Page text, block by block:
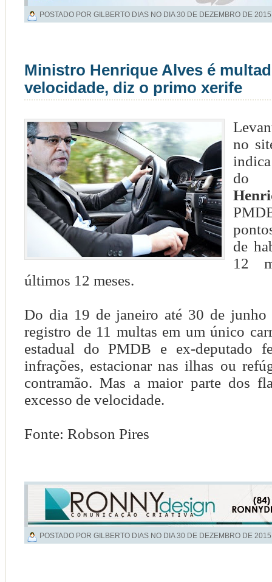
POSTADO POR GILBERTO DIAS NO DIA30 DE DEZEMBRO DE 2015
Ministro Henrique Alves é
velocidade, diz o primo xerife
no
do
de
12
últimos 12 meses.
Do dia 19 de janeiro até 30 de junho
registro de 11 multas em um único
estadual do PMDB e ex-deputado
infrações, estacionar nas ilhas ou
contramão. Mas a maior parte dos
excesso de velocidade.
Fonte: Robson Pires
POSTADO POR GILBERTO DIAS NO DIA30 DE DEZEMBRO DE 2015